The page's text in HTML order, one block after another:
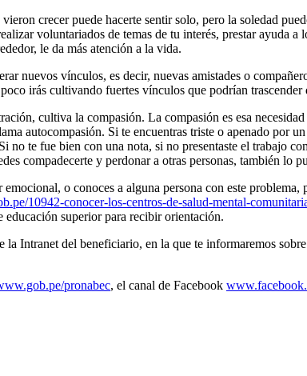
crecer puede hacerte sentir solo, pero la soledad
voluntariados de temas de tu interés, prestar ayuda
le da más atención a la vida.
nuevos vínculos, es decir, nuevas amistades o
irás cultivando fuertes vínculos que podrían trascender
cultiva la compasión. La compasión es esa
autocompasión. Si te encuentras triste o apenado por
te fue bien con una nota, si no presentaste el trabajo
compadecerte y perdonar a otras personas, también lo
emocional, o conoces a alguna persona con este
10942-conocer-los-centros-de-salud-mental-
superior para recibir orientación.
Intranet del beneficiario, en la que te informaremos
pronabec, el canal de Facebook